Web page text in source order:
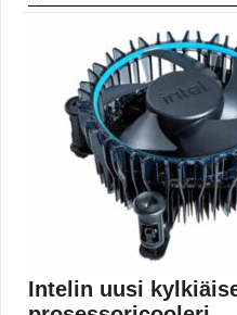
AMD:n AGESA ComboV2 1.0.0.2 -
BIOS-päivitys on...
Intelin uusi